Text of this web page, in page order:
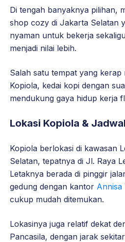
Di tengah banyaknya pilihan,
shop cozy di Jakarta Selatan
nyaman untuk bekerja
menjadi nilai lebih.
Salah satu tempat yang kerap
Kopiola, kedai kopi dengan
mendukung gaya hidup kerja
Lokasi Kopiola &
Kopiola berlokasi di kawasan
Selatan, tepatnya di Jl. Raya
Letaknya berada di pinggir
gedung dengan kantor Annisa
cukup mudah ditemukan.
Lokasinya juga relatif dekat
Pancasila, dengan jarak